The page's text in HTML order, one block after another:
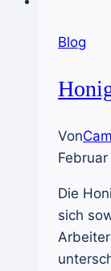
Blog
Von
Die
sich